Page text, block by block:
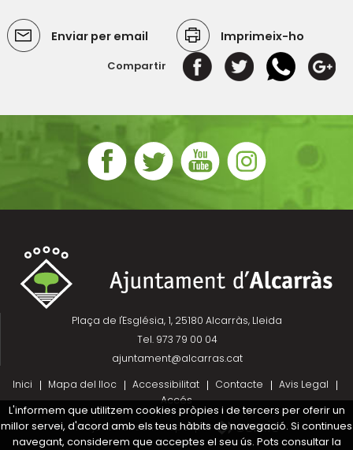
Enviar per email Imprimeix-ho
Compartir
Plaça de l'Església, 1, 25180 Alcarràs, Lleida
Tel. 973 79 00 04
ajuntament@alcarras.cat
Inici
Mapa del lloc Accessibilitat Contacte
Avis Legal
Accés
Projecte desenvolupat per
L'informem que utilitzem cookies pròpies i de tercers per oferir un
millor servei, d'acord amb els teus hàbits de navegació. Si continues
navegant, considerem que acceptes el seu ús. Pots consultar la